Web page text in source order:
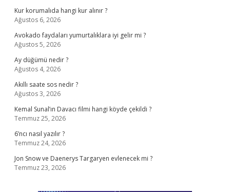
Kur korumalıda hangi kur alınır ?
Ağustos 6, 2026
Avokado faydaları yumurtalıklara iyi gelir mi ?
Ağustos 5, 2026
Ay düğümü nedir ?
Ağustos 4, 2026
Akıllı saate sos nedir ?
Ağustos 3, 2026
Kemal Sunal’ın Davacı filmi hangi köyde çekildi ?
Temmuz 25, 2026
6’ncı nasıl yazılır ?
Temmuz 24, 2026
Jon Snow ve Daenerys Targaryen evlenecek mi ?
Temmuz 23, 2026